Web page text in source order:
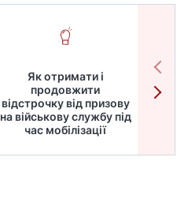
Як отримати і
продовжити
відстрочку від призову
на військову службу під
час мобілізації